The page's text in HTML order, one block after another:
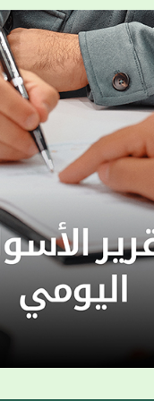
500,000 دينار، وجائزة
الحملة الجديدة من جوائز
اعتبارا من شهر يناير
بمثابة مفاجأة سارة
حملات السحوبات
والتي تجري تحت
مستقلة استعان بها
النزاهة والشفافية.
الكويتي بتطوير مزايا
يعد من أبرز المنتجات
نظرا لما حققه من إقبال
من ثقة كبيرة من
فرصاً متزايدة للفوز
كلما زاد العميل من مدة
ليصبح الطريق إلى لقب
أقرب وأكثر واقعية.
"الرابح" فهو حساب